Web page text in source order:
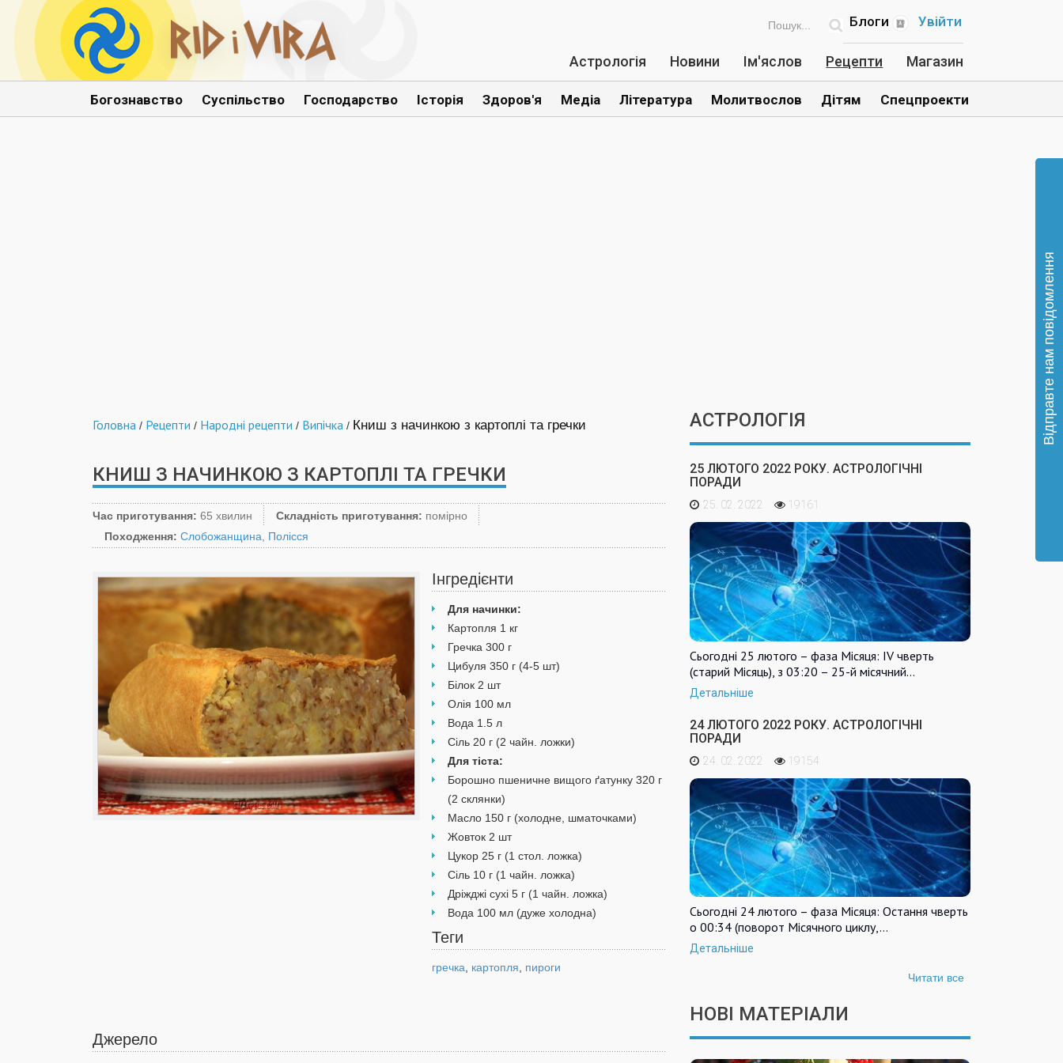
Увійти
Блоги
Астрологія Новини Ім'яслов Рецепти Магазин
Богознавство Суспільство Господарство Історія Здоров'я Медіа Література Молитвослов Дітям Спецпроекти
Головна / Рецепти / Народні рецепти / Випічка / Книш з начинкою з картоплі та гречки
КНИШ З НАЧИНКОЮ З КАРТОПЛІ ТА ГРЕЧКИ
Час приготування: 65 хвилин Складність приготування: помірно
Походження: Слобожанщина Полісся
Інгредієнти
Для начинки:
Картопля 1 кг
Гречка 300 г
Цибуля 350 г (4-5 шт)
Білок 2 шт
Олія 100 мл
Вода 1.5 л
Сіль 20 г (2 чайн. ложки)
Для тіста:
Борошно пшеничне вищого ґатунку 320 г
(2 склянки)
Масло 150 г (холодне, шматочками)
Жовток 2 шт
Цукор 25 г (1 стол. ложка)
Сіль 10 г (1 чайн. ложка)
Дріжджі сухі 5 г (1 чайн. ложка)
Вода 100 мл (дуже холодна)
Теги
гречка картопля пироги
Джерело
Спосіб
приготування
АСТРОЛОГІЯ
25 ЛЮТОГО 2022 РОКУ. АСТРОЛОГІЧНІ
ПОРАДИ
25. 02. 2022 19161
Сьогодні 25 лютого – фаза Місяця: IV чверть
(старий Місяць), з 03:20 – 25-й місячний…
Детальніше
24 ЛЮТОГО 2022 РОКУ. АСТРОЛОГІЧНІ
ПОРАДИ
24. 02. 2022 19154
Сьогодні 24 лютого – фаза Місяця: Остання чверть
о 00:34 (поворот Місячного циклу,…
Детальніше
Читати все
НОВІ МАТЕРІАЛИ
Відправте нам повідомлення